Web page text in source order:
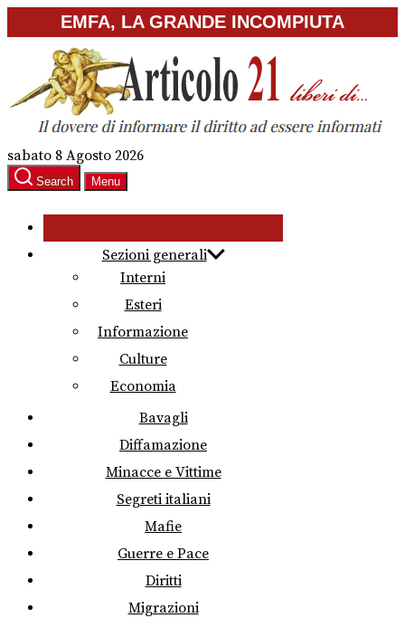
to
content
EMFA, LA GRANDE INCOMPIUTA
sabato 8 Agosto 2026
Search Menu
Sezioni generali
Interni
Esteri
Informazione
Culture
Economia
Bavagli
Diffamazione
Minacce e Vittime
Segreti italiani
Mafie
Guerre e Pace
Diritti
Migrazioni